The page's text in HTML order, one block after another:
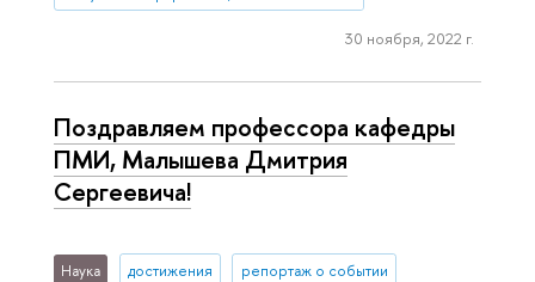
30 ноября, 2022 г.
Поздравляем профессора кафедры
ПМИ, Малышева Дмитрия
Сергеевича!
Наука достижения репортаж о событии